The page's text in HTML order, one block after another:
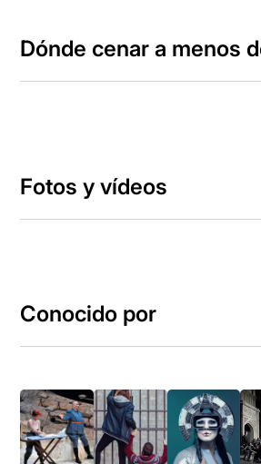
Dónde cenar a menos
Fotos y vídeos
Conocido por